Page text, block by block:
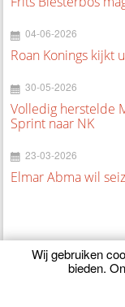
04-06-2026
Roan Konings kijkt
30-05-2026
Volledig herstelde
Sprint naar NK
23-03-2026
Elmar Abma wil
Wij gebruiken
bieden.